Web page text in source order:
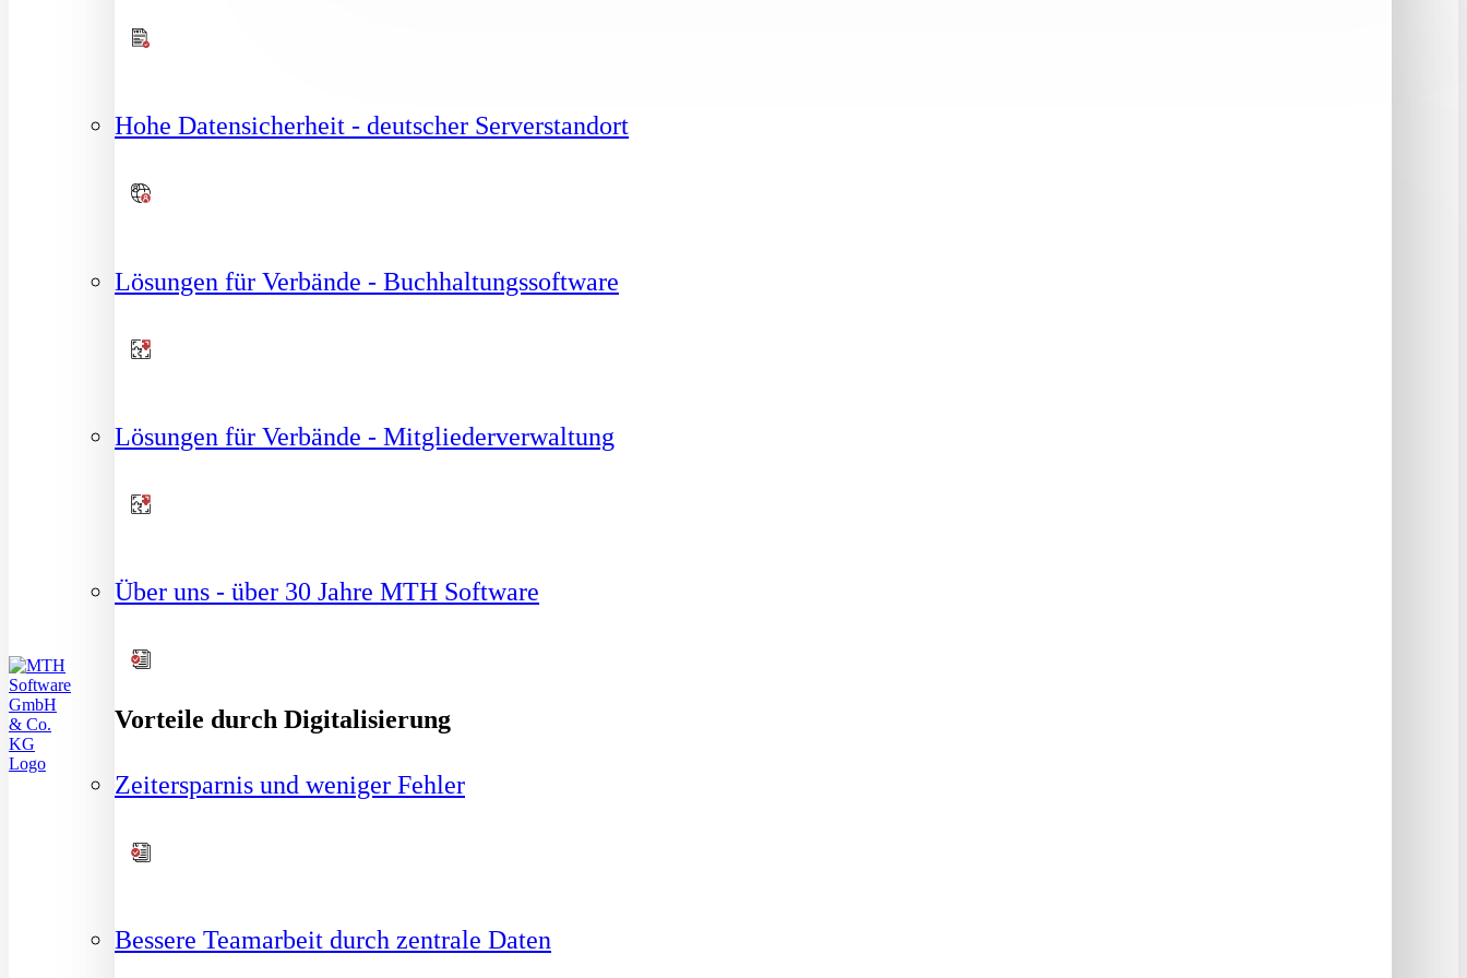
Hohe Datensicherheit - deutscher Serverstandort
Lösungen für Verbände - Buchhaltungssoftware
Lösungen für Verbände - Mitgliederverwaltung
Über uns - über 30 Jahre MTH Software
Vorteile durch Digitalisierung
Zeitersparnis und weniger Fehler
Bessere Teamarbeit durch zentrale Daten